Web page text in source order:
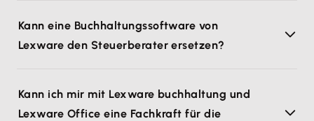
Kann eine Buchhaltungssoftware von
Lexware den Steuerberater ersetzen?
Kann ich mir mit Lexware buchhaltung und
Lexware Office eine Fachkraft für die